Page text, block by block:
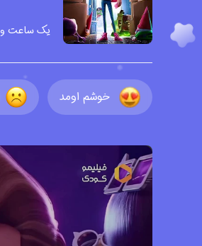
یک ساعت و ۲۵ دقیقه - محصول آمریکا - ۲۰۱۷ - دوبله شده - بدون زیرنویس - کیفیت HD -
خوشم اومد